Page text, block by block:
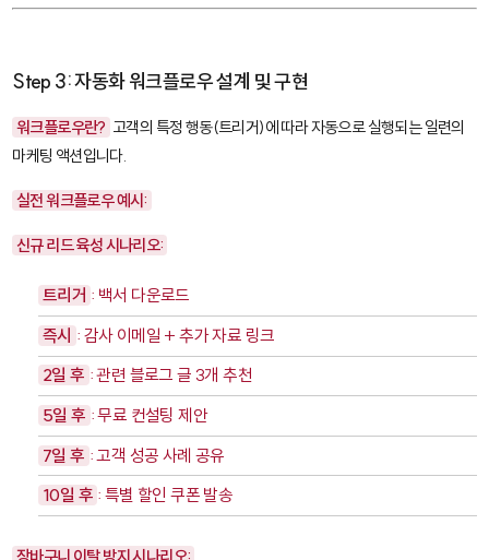
Step 3: 자동화 워크플로우 설계 및 구현
워크플로우란? 고객의 특정 행동(트리거)에 따라 자동으로 실행되는 일련의
마케팅 액션입니다.
실전 워크플로우 예시:
신규 리드 육성 시나리오:
트리거 : 백서 다운로드
즉시 : 감사 이메일 + 추가 자료 링크
2일 후 : 관련 블로그 글 3개 추천
5일 후 : 무료 컨설팅 제안
7일 후 : 고객 성공 사례 공유
10일 후 : 특별 할인 쿠폰 발송